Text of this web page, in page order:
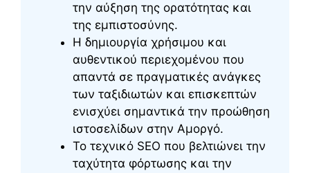
την αύξηση της ορατότητας και
της εμπιστοσύνης.
Η δημιουργία χρήσιμου και
αυθεντικού περιεχομένου που
απαντά σε πραγματικές ανάγκες
των ταξιδιωτών και επισκεπτών
ενισχύει σημαντικά την προώθηση
ιστοσελίδων στην Αμοργό.
Το τεχνικό SEO που βελτιώνει την
ταχύτητα φόρτωσης και την